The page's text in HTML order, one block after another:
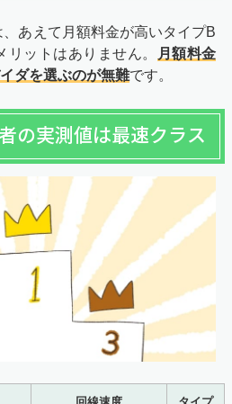
、あえて月額料金が高いタイプB
ットはありません。
月額料金
ダを選ぶのが無難です。
の実測値は最速クラス